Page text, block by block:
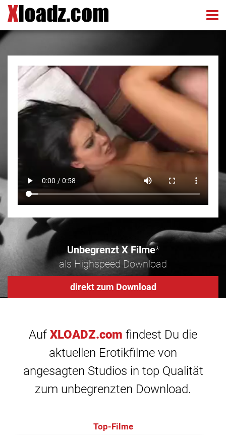
Unbegrenzt X Filme*
als Highspeed Download
direkt zum Download
Auf XLOADZ.com findest Du die
aktuellen Erotikfilme von
angesagten Studios in top Qualität
zum unbegrenzten Download.
Top-Filme